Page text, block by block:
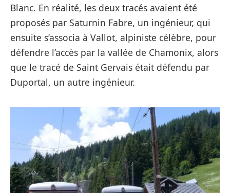
Blanc. En réalité, les deux tracés avaient été
proposés par Saturnin Fabre, un ingénieur, qui
ensuite s’associa à Vallot, alpiniste célèbre, pour
défendre l’accès par la vallée de Chamonix, alors
que le tracé de Saint Gervais était défendu par
Duportal, un autre ingénieur.